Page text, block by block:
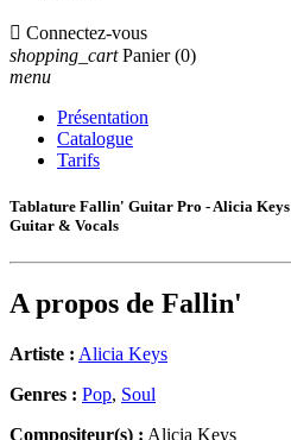
 Connectez-vous
shopping_cart Panier (0)
menu
Présentation
Catalogue
Tarifs
Tablature Fallin' Guitar Pro - Alicia Keys
Guitar & Vocals
A propos de Fallin'
Artiste : Alicia Keys
Genres : Pop, Soul
Compositeur(s) : Alicia Keys